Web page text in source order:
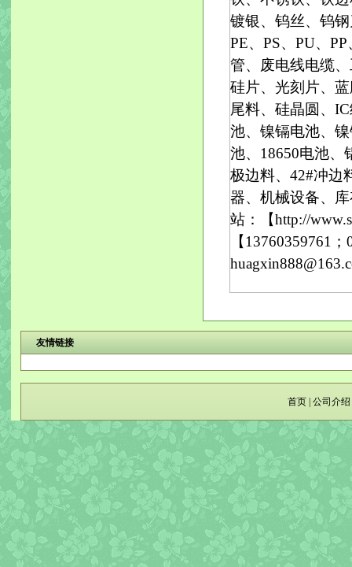
镀银、钨丝、钨
PE、PS、PU、
管、废电线电缆
硅片、光刻片、
尾料、硅晶圆、
池、镍镉电池、
池、18650电池、
极边料、42#冲边
器、机械设备、
站：【http://
【13760359761
友情链接
首页 公司介绍